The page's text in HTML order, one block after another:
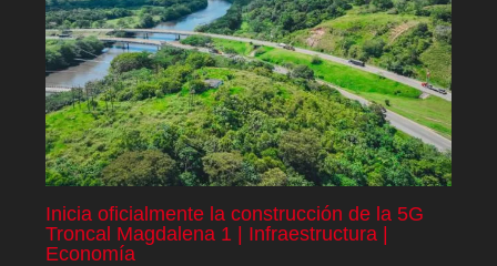
Inicia oficialmente la construcción de la 5G
Troncal Magdalena 1 | Infraestructura |
Economía